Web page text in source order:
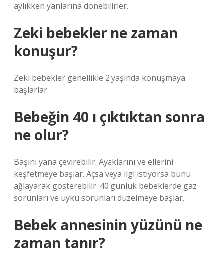
aylıkken yanlarına dönebilirler.
Zeki bebekler ne zaman
konuşur?
Zeki bebekler genellikle 2 yaşında konuşmaya
başlarlar.
Bebeğin 40 ı çıktıktan sonra
ne olur?
Başını yana çevirebilir. Ayaklarını ve ellerini
keşfetmeye başlar. Açsa veya ilgi istiyorsa bunu
ağlayarak gösterebilir. 40 günlük bebeklerde gaz
sorunları ve uyku sorunları düzelmeye başlar.
Bebek annesinin yüzünü ne
zaman tanır?